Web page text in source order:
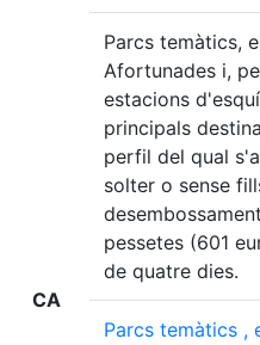
CA
Parcs temàtics,
Afortunades i,
estacions
principals
perfil del qual
solter o sense
pessetes (601
de quatre dies.
Parcs temàtics ,